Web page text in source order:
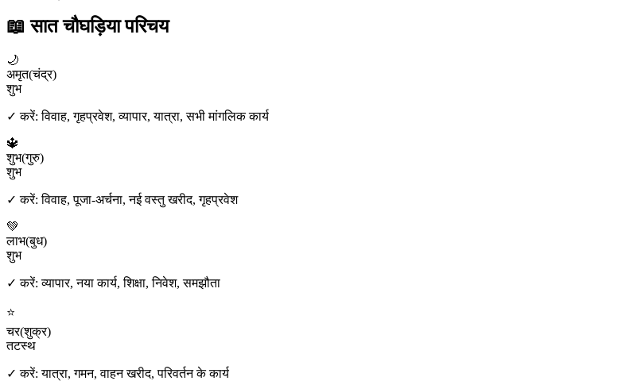
📖सात चौघड़िया परिचय
🌙
अमृत(चंद्र)
शुभ
✓ करें:विवाह, गृहप्रवेश, व्यापार, यात्रा, सभी मांगलिक कार्य
🔱
शुभ(गुरु)
शुभ
✓ करें:विवाह, पूजा-अर्चना, नई वस्तु खरीद, गृहप्रवेश
💚
लाभ(बुध)
शुभ
✓ करें:व्यापार, नया कार्य, शिक्षा, निवेश, समझौता
⭐
चर(शुक्र)
तटस्थ
✓ करें:यात्रा, गमन, वाहन खरीद, परिवर्तन के कार्य